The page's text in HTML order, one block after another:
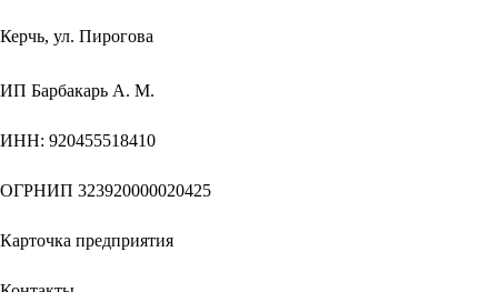
Керчь, ул. Пирогова
ИП Барбакарь А. М.
ИНН: 920455518410
ОГРНИП 323920000020425
Карточка предприятия